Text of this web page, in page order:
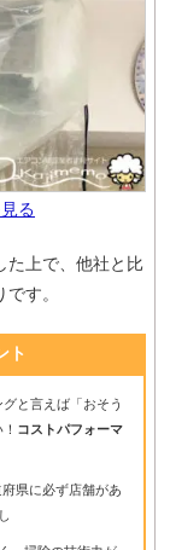
る
た上で、他社と比
す。
ト
と言えば「おそう
コストパフォーマ
県に必ず店舗があ